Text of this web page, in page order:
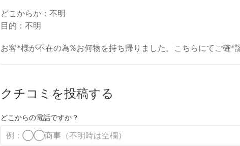
どこからか：不明
目的：不明
お客*様が不在の為%お何物を持ち帰りました。こちらにてご
クチコミを投稿する
どこからの電話ですか？